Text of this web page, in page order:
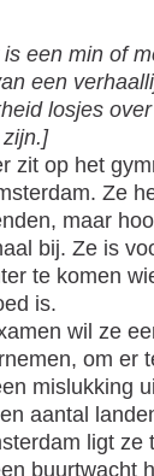
een min of
een
losjes
zit op het
Ze
maar
bij. Ze is
te komen
is.
wil ze
om er
mislukking
aantal
ligt ze
buurtwacht